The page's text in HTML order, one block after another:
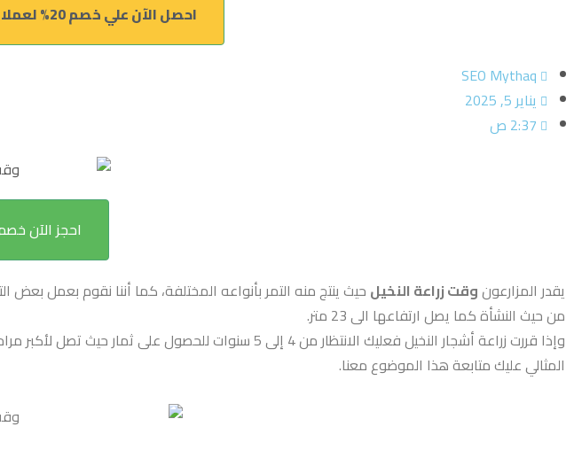
احصل الآن علي خصم 20% لعملاء الرياض بالمملكة العربية السعودية
SEO Mythaq
يناير 5, 2025
2:37 ص
احجز الآن خصم 20% من اجمل
يقدر المزارعونوقت زراعة النخيل حيث ينتج منه التمر بأنواعه المختلفة، كما أننا نقوم بعمل بعض
من حيث النشأة كما يصل ارتفاعها الى 23 متر.
وإذا قررت زراعة أشجار النخيل فعليك الانتظار من 4 إلى 5 سنوات للحصول على ثمار حيث تصل لأكبر مراحل النضج بعد عشرة سنوات،
المثالي عليك متابعة هذا الموضوع معنا.